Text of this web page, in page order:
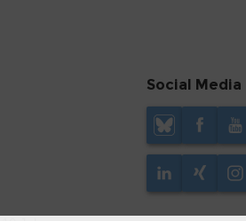
Social Media